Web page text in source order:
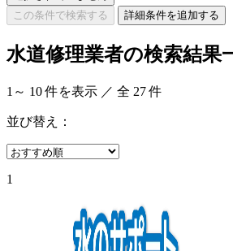
この条件で検索する
詳細条件を追加する
水道修理業者の検索結果
1 ～ 10 件を表示 ／ 全 27件
並び替え：
1